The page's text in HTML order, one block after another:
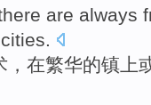
are always
cities.
， 在繁华的镇上